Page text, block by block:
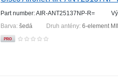
Part number: AIR-ANT25137NP-R=
Barva: šedá Druh antény: 6-element